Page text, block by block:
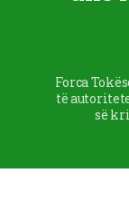
Forca
të
së